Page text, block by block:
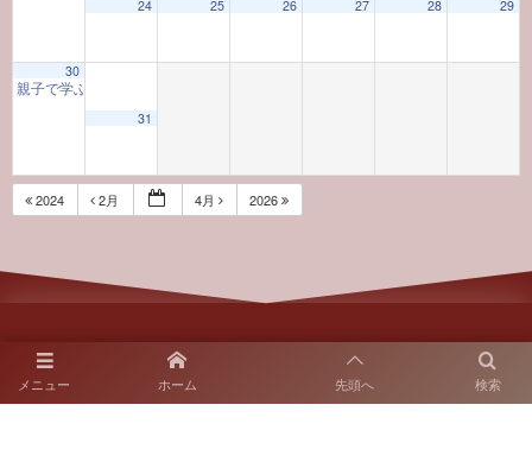
24 25 26 27 28 29
30
親子で学ぶ初心者向け茶道体験教室
31
2024 2月 4月 2026
メニュー 検索
ホーム 先頭へ